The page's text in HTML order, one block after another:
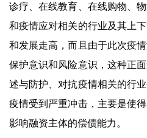
诊疗、在线教育、在线购物、
和疫情应对相关的行业及其上
和发展走高，而且由于此次疫
保护意识和风险意识，这种正
述与防护、对抗疫情相关的行
疫情受到严重冲击，主要是使
影响融资主体的偿债能力。